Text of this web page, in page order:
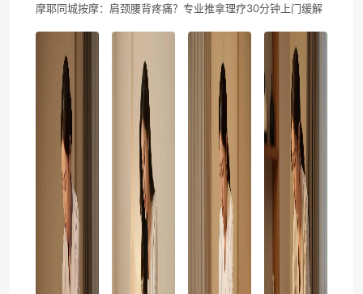
摩耶同城按摩：肩颈腰背疼痛？专业推拿理疗30分钟上门缓解